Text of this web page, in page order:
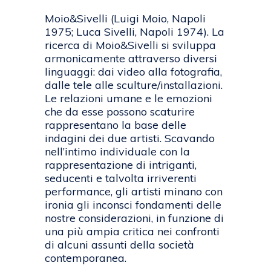
Moio&Sivelli (Luigi Moio, Napoli
1975; Luca Sivelli, Napoli 1974). La
ricerca di Moio&Sivelli si sviluppa
armonicamente attraverso diversi
linguaggi: dai video alla fotografia,
dalle tele alle sculture/installazioni.
Le relazioni umane e le emozioni
che da esse possono scaturire
rappresentano la base delle
indagini dei due artisti. Scavando
nell’intimo individuale con la
rappresentazione di intriganti,
seducenti e talvolta irriverenti
performance, gli artisti minano con
ironia gli inconsci fondamenti delle
nostre considerazioni, in funzione di
una più ampia critica nei confronti
di alcuni assunti della società
contemporanea.